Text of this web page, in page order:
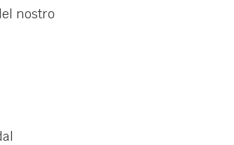
nostro